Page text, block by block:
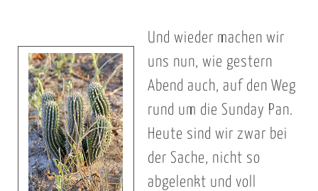
Und wieder machen wir
uns nun, wie gestern
Abend auch, auf den Weg
rund um die Sunday Pan.
Heute sind wir zwar bei
der Sache, nicht so
abgelenkt und voll